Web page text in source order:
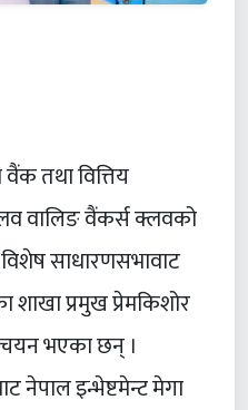
तथा वित्तिय
वालिङ वैंकर्स क्लवको
साधारणसभावाट
शाखा प्रमुख प्रेमकिशोर
चयन भएका छन् ।
नेपाल इन्भेष्टमेन्ट मेगा